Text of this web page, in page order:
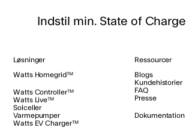
Indstil min. State of Charge
Løsninger
Watts Homegrid™
Watts Controller™
Watts Live™
Solceller
Varmepumper
Watts EV Charger™
Ressourcer
Blogs
Kundehistorier
FAQ
Presse
Dokumentation